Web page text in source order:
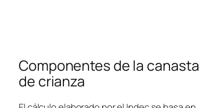
Componentes de la canasta
de crianza